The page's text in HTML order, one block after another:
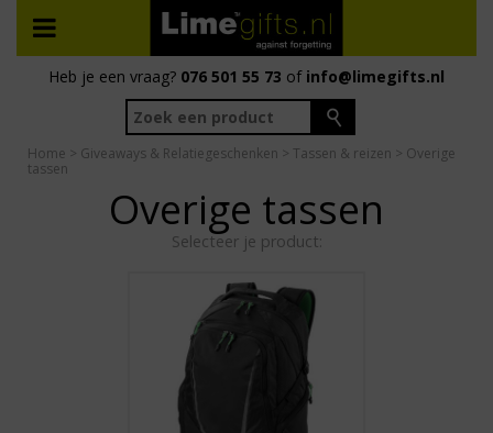
Heb je een vraag? 076 501 55 73 of info@limegifts.nl
Home > Giveaways & Relatiegeschenken > Tassen & reizen > Overige
tassen
Overige tassen
Selecteer je product: